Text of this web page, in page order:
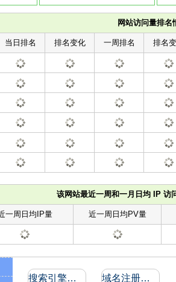
网站访问量排名
当日排名 排名变化 一周排名 排名
该网站最近一周和一月日均 IP 访
一周日均IP量 近一周日均PV量
搜索引擎收录和反向链接 域名注册信息